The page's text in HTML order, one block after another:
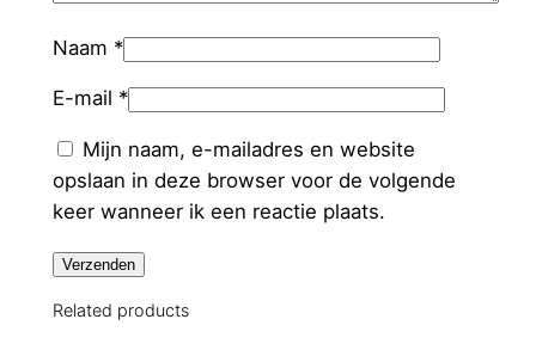
Naam *
E-mail *
Mijn naam, e-mailadres en website
opslaan in deze browser voor de volgende
keer wanneer ik een reactie plaats.
Related products